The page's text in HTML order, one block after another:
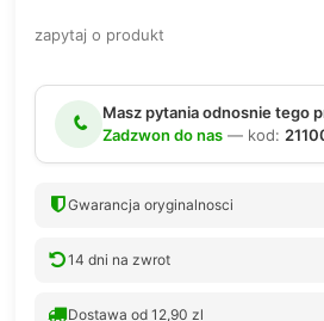
zapytaj o produkt
Masz pytania odnosnie tego
Zadzwon do nas — kod:
Gwarancja oryginalnosci
14 dni na zwrot
Dostawa od 12,90 zl